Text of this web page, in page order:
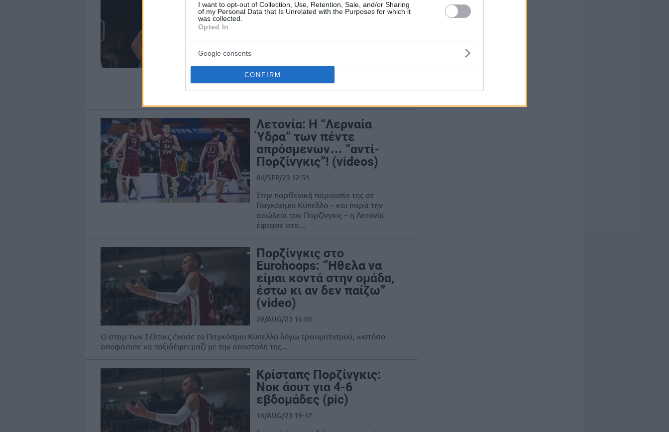
I want to opt-out of Collection, Use, Retention, Sale, and/or Sharing
of my Personal Data that Is Unrelated with the Purposes for which it
was collected.
Opted In
Google consents
CONFIRM
“Θυμωμένος με τους
Ο γκαρντ της Βοστόνης φέρεται
ενοχλημένος από την (αποτυχημένη)
προσπάθεια της ομάδας του να τον
Λετονία: Η “Λερναία
Ύδρα” των πέντε
απρόσμενων… “αντί-
Πορζίνγκις”! (videos)
04/SEP/23 12:51
Στην παρθενική παρουσία της σε
Παγκόσμιο Κύπελλο – και παρά την
απώλεια του Πορζίνγκις – η Λετονία
έφτασε στα...
Πορζίνγκις στο
Eurohoops: “Ήθελα να
είμαι κοντά στην ομάδα,
έστω κι αν δεν παίζω”
(video)
29/AUG/23 16:03
Ο σταρ των Σέλτικς έχασε το Παγκόσμιο Κύπελλο λόγω τραυματισμού, ωστόσο
αποφάσισε να ταξιδέψει μαζί με την αποστολή της...
Κρίσταπς Πορζίνγκις:
Νοκ άουτ για 4-6
εβδομάδες (pic)
16/AUG/23 19:37